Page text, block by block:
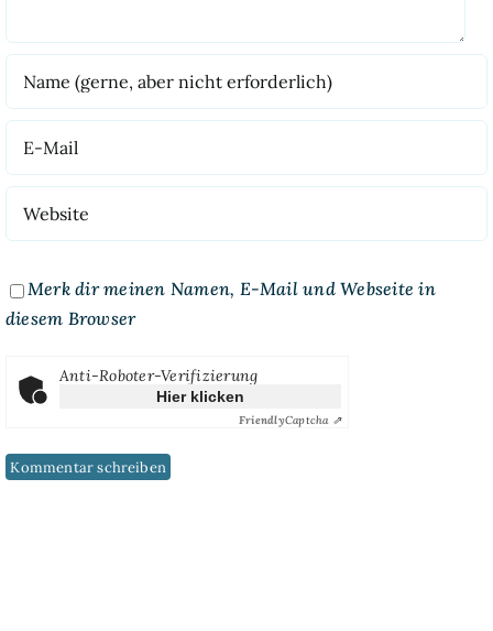
Merk dir meinen Namen, E-Mail und Webseite in
diesem Browser
Anti-Roboter-Verifizierung
Hier klicken
FriendlyCaptcha ⇗